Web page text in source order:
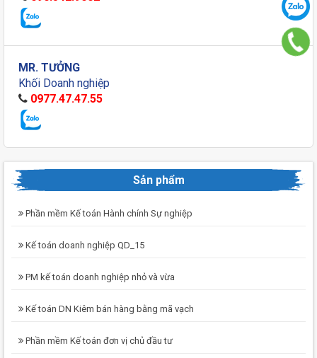
MR. TƯỞNG
Khối Doanh nghiệp
0977.47.47.55
Sản phẩm
Phần mềm Kế toán Hành chính Sự nghiệp
Kế toán doanh nghiệp QD_15
PM kế toán doanh nghiệp nhỏ và vừa
Kế toán DN Kiêm bán hàng bằng mã vạch
Phần mềm Kế toán đơn vị chủ đầu tư